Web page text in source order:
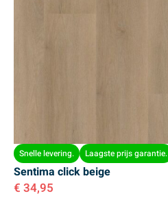
Snelle levering. Laagste prijs garantie.
Sentima click beige
€ 34,95